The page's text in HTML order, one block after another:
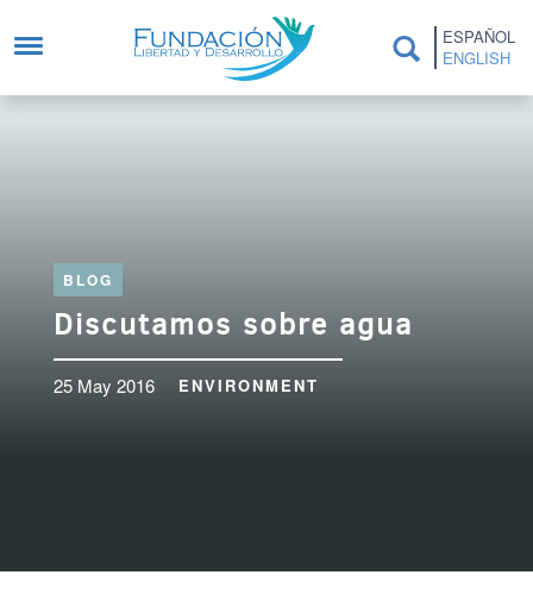
ESPAÑOL
ENGLISH
BLOG
Discutamos sobre agua
25 May 2016 ENVIRONMENT